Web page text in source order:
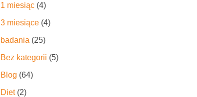
1 miesiąc (4)
3 miesiące (4)
badania (25)
Bez kategorii (5)
Blog (64)
Diet(2)